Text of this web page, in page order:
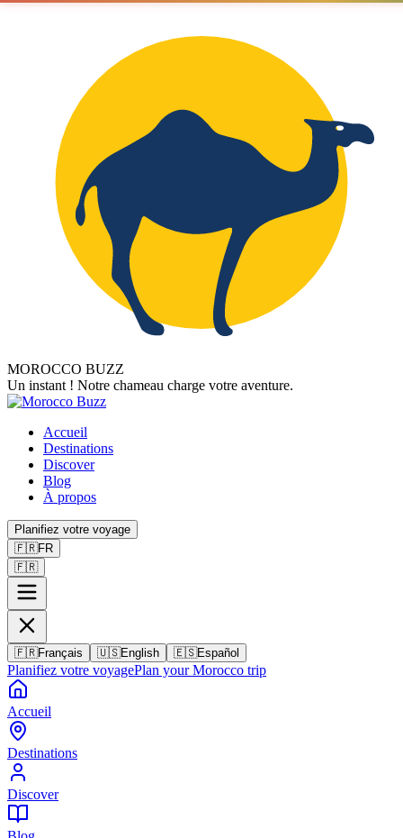
MOROCCO BUZZ
Un instant ! Notre chameau charge votre aventure.
Accueil
Destinations
Discover
Blog
À propos
Planifiez votre voyage
🇫🇷FR
🇫🇷
🇫🇷Français 🇺🇸English 🇪🇸Español
Planifiez votre voyagePlan your Morocco trip
Accueil
Destinations
Discover